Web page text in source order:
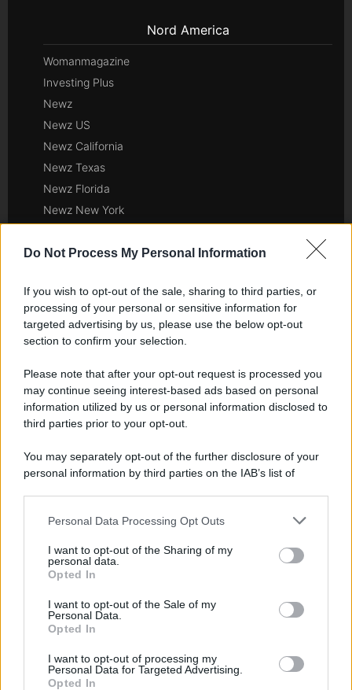
Do Not Process My Personal Information
If you wish to opt-out of the sale, sharing to third parties, or
processing of your personal or sensitive information for
targeted advertising by us, please use the below opt-out
section to confirm your selection.
Please note that after your opt-out request is processed you
may continue seeing interest-based ads based on personal
information utilized by us or personal information disclosed to
third parties prior to your opt-out.
You may separately opt-out of the further disclosure of your
personal information by third parties on the IAB’s list of
This information may also be disclosed by us to third parties
disclose it to other third parties.
Please note that this website/app uses one or more Google
services and may gather and store information including but
not limited to your visit or usage behaviour. You may click to
grant or deny consent to Google and its third-party tags to
consent section.
Personal Data Processing Opt Outs
I want to opt-out of the Sharing of my
personal data.
Opted In
I want to opt-out of the Sale of my
Personal Data.
Opted In
I want to opt-out of processing my
Personal Data for Targeted Advertising.
Opted In
Nord America
Womanmagazine
Investing Plus
Newz
Newz US
Newz California
Newz Texas
Newz Florida
Newz New York
Newz Illinois
Gameland
Hig Tech Mag
Scoop Mag
Motors Magazine 365
Day Travel 365
Home Magazine 365
SecondHomeMagazine
Francia
InvestirMag
Germania